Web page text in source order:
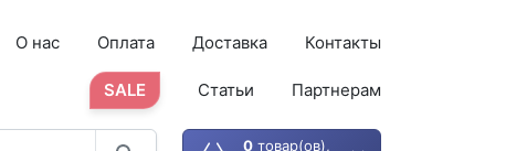
О нас Оплата Доставка Контакты
SALE Статьи Партнерам
0товар(ов),